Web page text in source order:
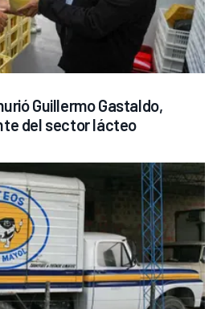
Guillermo Gastaldo,
del sector lácteo